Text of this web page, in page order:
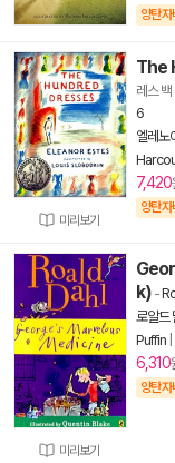
양탄자
미리보기
The
레스
6
엘레노
7,420
양탄자
미리보기
k) -
로알드
Puffin
6,310
양탄자